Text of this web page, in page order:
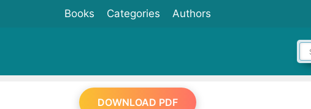
Books Categories Authors
DOWNLOAD PDF